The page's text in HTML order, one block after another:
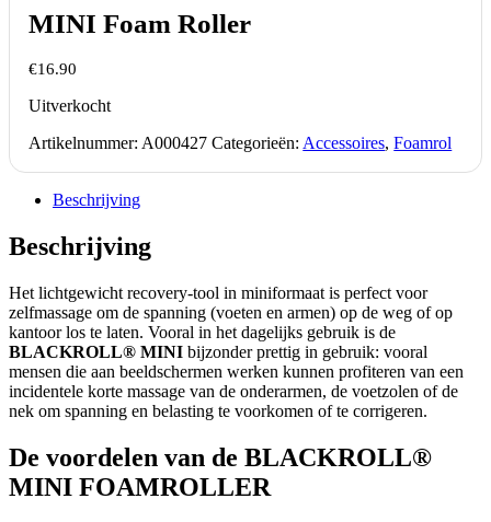
MINI Foam Roller
€16.90
Uitverkocht
Artikelnummer: A000427 Categorieën: Accessoires,Foamrol
Beschrijving
Beschrijving
Het lichtgewicht recovery-tool in miniformaat is perfect voor
zelfmassage om de spanning (voeten en armen) op de weg of op
kantoor los te laten. Vooral in het dagelijks gebruik is de
BLACKROLL® MINI bijzonder prettig in gebruik: vooral
mensen die aan beeldschermen werken kunnen profiteren van een
incidentele korte massage van de onderarmen, de voetzolen of de
nek om spanning en belasting te voorkomen of te corrigeren.
De voordelen van de BLACKROLL®
MINI FOAMROLLER